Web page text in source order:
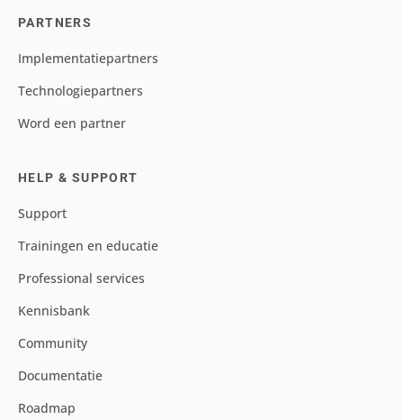
PARTNERS
Implementatiepartners
Technologiepartners
Word een partner
HELP & SUPPORT
Support
Trainingen en educatie
Professional services
Kennisbank
Community
Documentatie
Roadmap